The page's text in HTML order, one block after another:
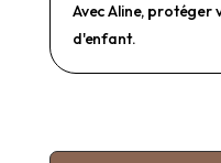
Avec Aline, protéger
d'enfant.